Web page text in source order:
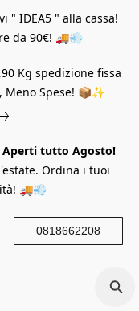
" IDEA5 " alla cassa!
da 90€! 🚚💨
Kg spedizione fissa
Meno Spese! 📦✨
Aperti tutto Agosto!
Ordina i tuoi
🚚💨
0818662208